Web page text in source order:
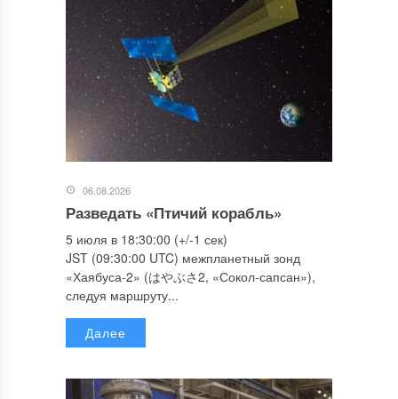
06.08.2026
Разведать «Птичий корабль»
5 июля в 18:30:00 (+/-1 сек)
JST (09:30:00 UTC) межпланетный зонд
«Хаябуса-2» (はやぶさ2, «Сокол-сапсан»),
следуя маршруту...
Далее